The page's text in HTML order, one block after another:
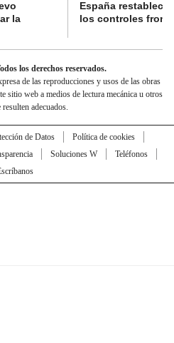
la
España restablece
los controles
los derechos reservados.
de las reproducciones y usos de las obras
sitio web a medios de lectura mecánica u otros
adecuados.
de Datos
Política de cookies
Soluciones W
Teléfonos